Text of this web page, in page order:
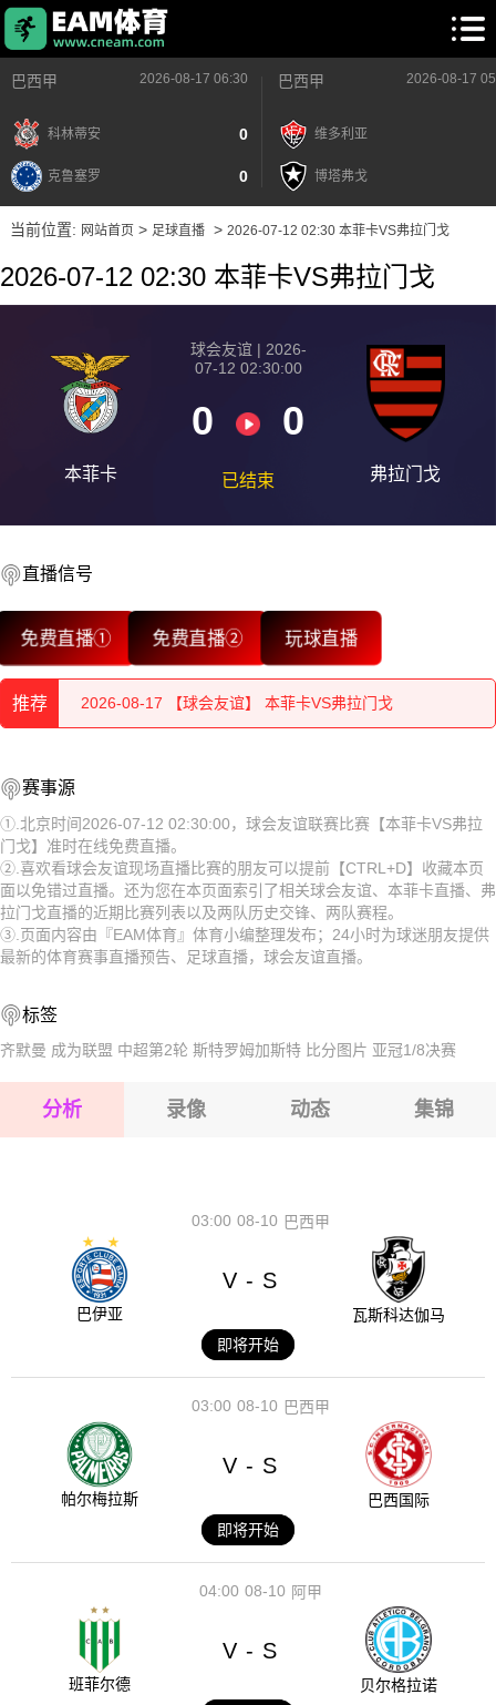
巴西甲 2026-08-17 06:30
科林蒂安 0
克鲁塞罗 0
巴西甲 2026-08-17
维多利亚
博塔弗戈
当前位置: 网站首页> 足球直播> 2026-07-12 02:30 本菲卡VS弗拉门戈
2026-07-12 02:30 本菲卡VS弗拉门戈
本菲卡
球会友谊 | 2026-
07-12 02:30:00
0 0
已结束 弗拉门戈
直播信号
免费直播① 免费直播② 玩球直播
推荐
2026-08-17 【球会友谊】 本菲卡VS弗拉门戈
2026-08-17 【球会友谊】 本菲卡VS弗拉门戈
2026-08-17 【球会友谊】 本菲卡VS弗拉门戈
2026-08-17 【球会友谊】 本菲卡VS弗拉门戈
2026-08-17 【球会友谊】 本菲卡VS弗拉门戈
2026-08-17 【球会友谊】 本菲卡VS弗拉门戈
2026-08-17 【球会友谊】 本菲卡VS弗拉门戈
2026-08-17 【球会友谊】 本菲卡VS弗拉门戈
2026-08-17 【球会友谊】 本菲卡VS弗拉门戈
2026-08-17 【球会友谊】 本菲卡VS弗拉门戈
赛事源
①.北京时间2026-07-12 02:30:00，球会友谊联赛比赛【本菲卡VS弗拉
门戈】准时在线免费直播。
②.喜欢看球会友谊现场直播比赛的朋友可以提前【CTRL+D】收藏本页
面以免错过直播。还为您在本页面索引了相关球会友谊、本菲卡直播、弗
拉门戈直播的近期比赛列表以及两队历史交锋、两队赛程。
③.页面内容由『EAM体育』体育小编整理发布；24小时为球迷朋友提供
最新的体育赛事直播预告、足球直播，球会友谊直播。
标签
齐默曼 成为联盟 中超第2轮 斯特罗姆加斯特 比分图片 亚冠1/8决赛
分析 录像 动态 集锦
08-10
03:00 巴西甲
巴伊亚
V - S
瓦斯科达伽马
即将开始
08-10
03:00 巴西甲
帕尔梅拉斯
V - S
巴西国际
即将开始
08-10
04:00 阿甲
班菲尔德
V - S
贝尔格拉诺